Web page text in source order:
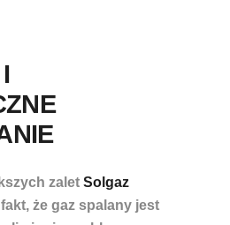
zalet Solgaz
że gaz spalany jest